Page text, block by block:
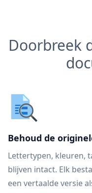
Doorbreek
Behoud de
Lettertypen, kleuren,
blijven intact. Elk
een vertaalde versie